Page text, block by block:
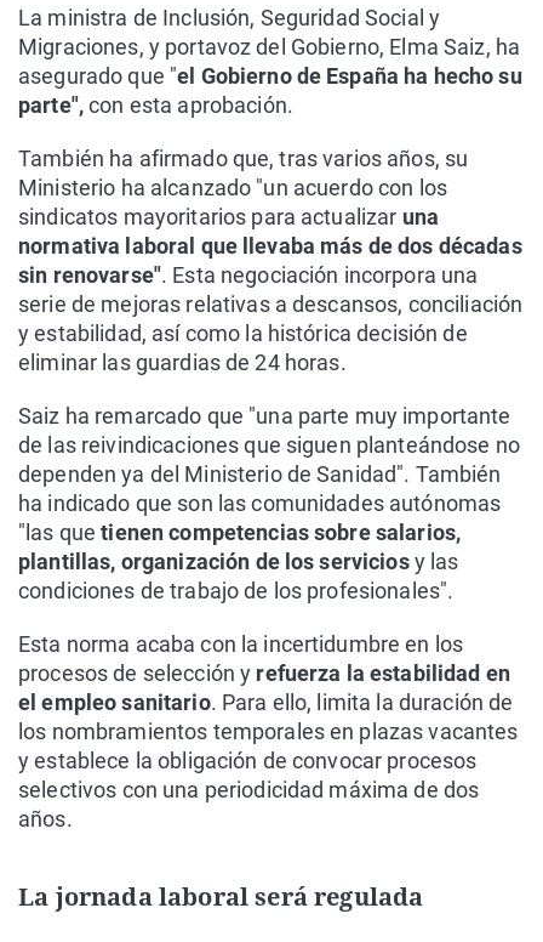
La ministra de Inclusión, Seguridad Social y
Migraciones, y portavoz del Gobierno, Elma Saiz, ha
asegurado que "el Gobierno de España ha hecho su
parte",con esta aprobación.
También ha afirmado que, tras varios años, su
Ministerio ha alcanzado "un acuerdo con los
sindicatos mayoritarios para actualizar una
normativa laboral que llevaba más de dos décadas
sin renovarse". Esta negociación incorpora una
serie de mejoras relativas a descansos, conciliación
y estabilidad, así como la histórica decisión de
eliminar las guardias de 24 horas.
Saiz ha remarcado que "una parte muy importante
de las reivindicaciones que siguen planteándose no
dependen ya del Ministerio de Sanidad". También
ha indicado que son las comunidades autónomas
"las quetienen competencias sobre salarios,
plantillas, organización de los serviciosy las
condiciones de trabajo de los profesionales".
Esta norma acaba con la incertidumbre en los
procesos de selección y refuerza la estabilidad en
el empleo sanitario. Para ello, limita la duración de
los nombramientos temporales en plazas vacantes
y establece la obligación de convocar procesos
selectivos con una periodicidad máxima de dos
años.
La jornada laboral será regulada